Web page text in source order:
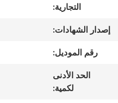
معلومات
التجارية:
إصدار الشهادات:
رقم الموديل:
الحد الأدنى
لكمية: